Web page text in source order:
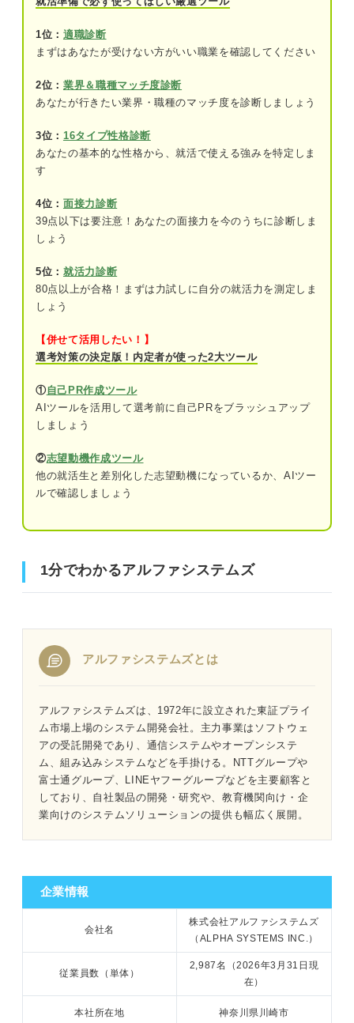
④会社の体制が古いから
1位： 適職診断
まずはあなたが受けない方がいい職業を確認してください
2位： 業界＆職種マッチ度診断
あなたが行きたい業界・職種のマッチ度を診断しましょう
3位： 16タイプ性格診断
あなたの基本的な性格から、就活で使える強みを特定しま
す
4位： 面接力診断
39点以下は要注意！あなたの面接力を今のうちに診断しま
しょう
5位： 就活力診断
80点以上が合格！まずは力試しに自分の就活力を測定しま
しょう
【併せて活用したい！】
選考対策の決定版！内定者が使った2大ツール
①自己PR作成ツール
AIツールを活用して選考前に自己PRをブラッシュアップ
しましょう
②志望動機作成ツール
他の就活生と差別化した志望動機になっているか、AIツー
ルで確認しましょう
1分でわかるアルファシステムズ
アルファシステムズとは
アルファシステムズは、1972年に設立された東証プライ
ム市場上場のシステム開発会社。主力事業はソフトウェ
アの受託開発であり、通信システムやオープンシステ
ム、組み込みシステムなどを手掛ける。NTTグループや
富士通グループ、LINEヤフーグループなどを主要顧客と
しており、自社製品の開発・研究や、教育機関向け・企
業向けのシステムソリューションの提供も幅広く展開。
会社名
株式会社アルファシステムズ
（ALPHA SYSTEMS INC.）
従業員数（単体）
2,987名（2026年3月31日現
在）
本社所在地 神奈川県川崎市
企業情報
「アルファシステムズがやばい」と言われる4つの理由｜
プロが読み解く
①案件次第で働き方に差が出るから
②年収が上がりにくいから
④会社の体制が古いから
事実である部分とそうでない部分を分けて考えよう